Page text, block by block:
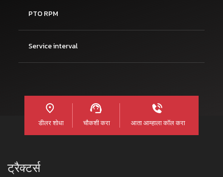
PTO RPM
Service interval
डीलर शोधा चौकशी करा आता आम्हाला कॉल करा
ट्रैक्टर्स